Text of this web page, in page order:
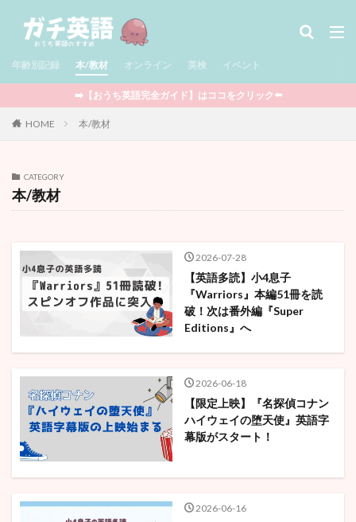
年齢別記録 本/教材 オンライン 英検 イベント
➡️【おうち英語完全ガイド】はココをクリック⬅️
HOME 本/教材
CATEGORY
本/教材
2026-07-28
【英語多読】小4息子
『Warriors』本編51冊を読
破！次は番外編『Super
Editions』へ
2026-06-18
【限定上映】『名探偵コナン
ハイウェイの堕天使』英語字
幕版がスタート！
2026-06-16
タグ
児童書 / Middle Grade 多読
児童書 / Chapter Books
図鑑 セール情報
サマースクール
まとめ記事
フォニックス
マンガ
プログラミング
ボードゲーム
英語おもちゃ
DWE クッキング
多言語
イベント
おうち英語全般
娘の記録
親向けの本